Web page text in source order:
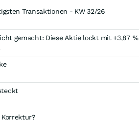
Transaktionen - KW 32/26
gemacht: Diese Aktie lockt mit +3,87 %